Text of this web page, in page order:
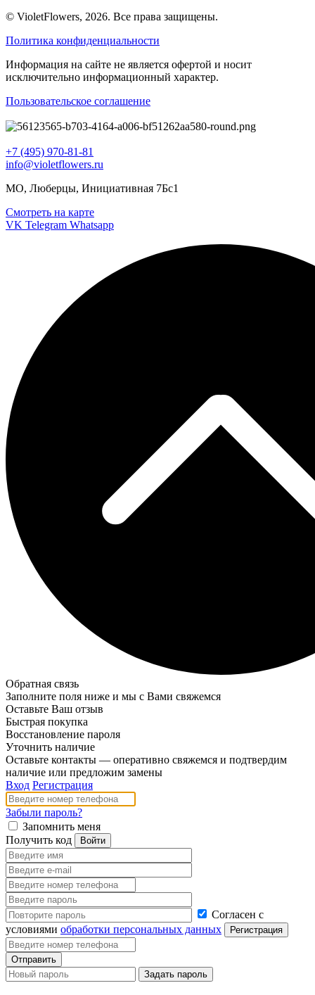
© VioletFlowers, 2026. Все права защищены.
Политика конфиденциальности
Информация на сайте не является офертой и носит
исключительно информационный характер.
Пользовательское соглашение
+7 (495) 970-81-81
info@violetflowers.ru
МО, Люберцы, Инициативная 7Бс1
Смотреть на карте
VK Telegram Whatsapp
Обратная связь
Заполните поля ниже и мы с Вами свяжемся
Оставьте Ваш отзыв
Быстрая покупка
Восстановление пароля
Уточнить наличие
Оставьте контакты — оперативно свяжемся и подтвердим
наличие или предложим замены
Вход Регистрация
Забыли пароль?
Запомнить меня
Получить код
Согласен с
условиями обработки персональных данных